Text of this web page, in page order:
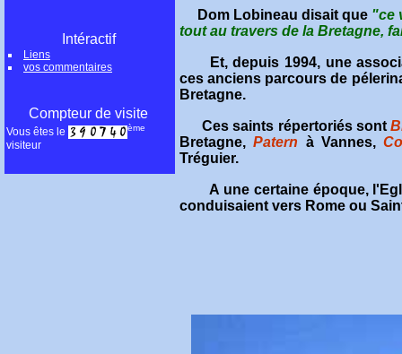
Intéractif
Liens
vos commentaires
Compteur de visite
Vous êtes le ème
visiteur
Dom Lobineau disait que "ce
tout au travers de la Bretagne,
Et, depuis 1994, une
ces anciens parcours de
Bretagne.
Ces saints répertoriés sont
Bretagne,Patern à Vannes,
Tréguier.
A une certaine époque,
conduisaient vers Rome ou